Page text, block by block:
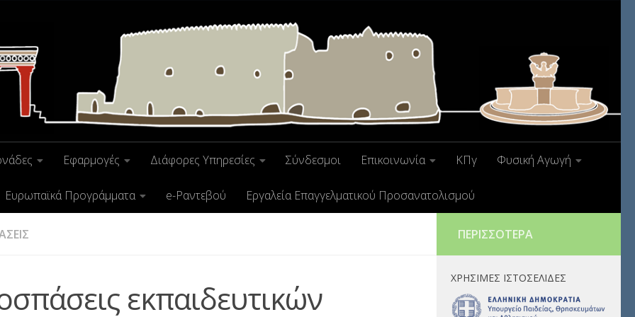
Εφαρμογές Διάφορες Υπηρεσίες Σύνδεσμοι Επικοινωνία ΚΠγ Φυσική Αγωγή
Ευρωπαϊκά Προγράμματα e-Ραντεβού Εργαλεία Επαγγελματικού Προσανατολισμού
εκπαιδευτικών
ΠΕΡΙΣΣΌΤΕΡΑ
ΧΡΉΣΙΜΕΣ ΙΣΤΟΣΕΛΊΔΕΣ